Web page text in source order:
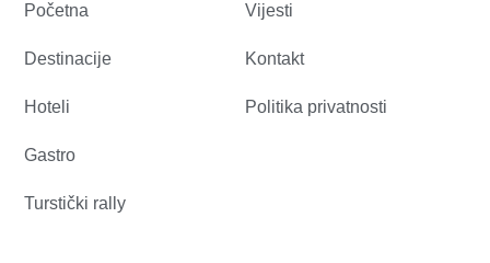
Početna
Destinacije
Hoteli
Gastro
Turstički rally
Vijesti
Kontakt
Politika privatnosti